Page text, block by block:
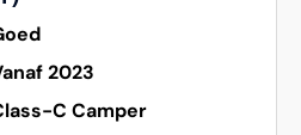
2023
C Camper